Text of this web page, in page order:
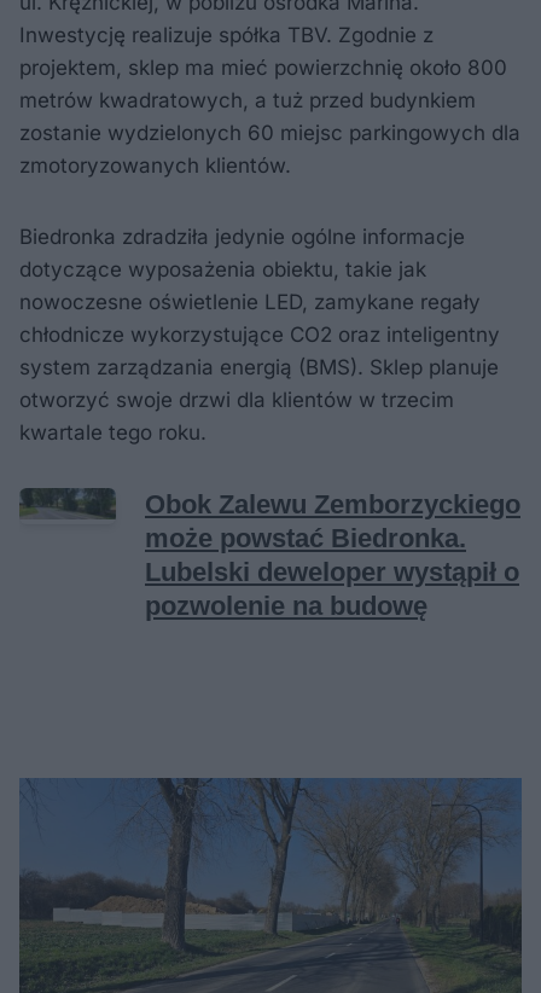
Inwestycję realizuje spółka TBV. Zgodnie z
projektem, sklep ma mieć powierzchnię około 800
metrów kwadratowych, a tuż przed budynkiem
zostanie wydzielonych 60 miejsc parkingowych dla
zmotoryzowanych klientów.
Biedronka zdradziła jedynie ogólne informacje
dotyczące wyposażenia obiektu, takie jak
nowoczesne oświetlenie LED, zamykane regały
chłodnicze wykorzystujące CO2 oraz inteligentny
system zarządzania energią (BMS). Sklep planuje
otworzyć swoje drzwi dla klientów w trzecim
kwartale tego roku.